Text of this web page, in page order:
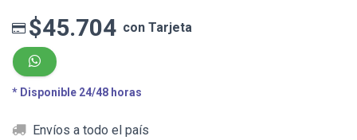
$45.704 con Tarjeta
* Disponible 24/48 horas
Envíos a todo el país